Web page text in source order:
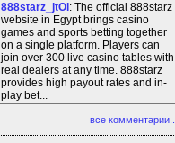
888starz_jtOi: The official 888starz
website in Egypt brings casino
games and sports betting together
on a single platform. Players can
join over 300 live casino tables with
real dealers at any time. 888starz
provides high payout rates and in-
play bet...
все комментарии...